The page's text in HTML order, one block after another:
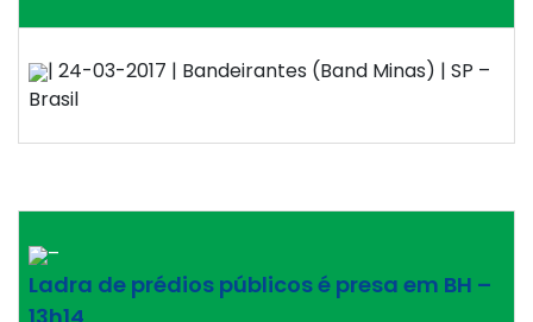
| 24-03-2017 | Bandeirantes (Band Minas) | SP –
Brasil
–
Ladra de prédios públicos é presa em BH –